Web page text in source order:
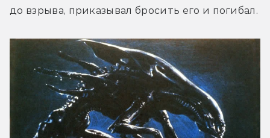
до взрыва, приказывал бросить его и погибал.